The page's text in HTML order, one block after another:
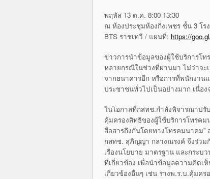
พฤหัส 13 ต.ค. 8:00-13:30
ณ ห้องประชุมห้องกิ่งเพชร ชั้น 3 โร
BTS ราชเทวี / แผนที่: https://
ข่าวการนำข้อมูลของผู้ใช้บริการโ
หลายกรณีในช่วงที่ผ่านมา ไม่ว่าจะ
จากธนาคารอีก หรือการที่พนักงาน
ประชาชนทั่วไปเป็นอย่างมาก เนื่อ
ในโอกาสที่กสทช.กำลังพิจารณาปรั
คุ้มครองสิทธิของผู้ใช้บริการโทรค
สื่อสารถึงกันโดยทางโทรคมนาคม
กสทช. สุภิญญา กลางณรงค์ จึงร่วม
เรื่องนโยบาย มาตรฐาน และกระ
ที่เกี่ยวข้อง เพื่อนำข้อมูลความคิดเ
เกี่ยวข้องอื่นๆ เช่น ร่างพ.ร.บ.คุ้มค